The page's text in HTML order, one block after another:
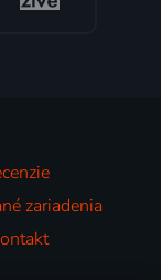
zariadenia